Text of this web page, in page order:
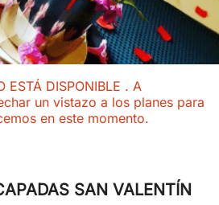
ESTÁ DISPONIBLE . A
un vistazo a los planes para
en este momento.
SAN VALENTÍN